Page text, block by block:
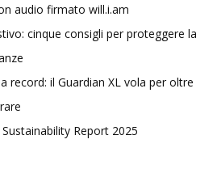
audio firmato will.i.am
cinque consigli per proteggere la
record: il Guardian XL vola per oltre
Report 2025